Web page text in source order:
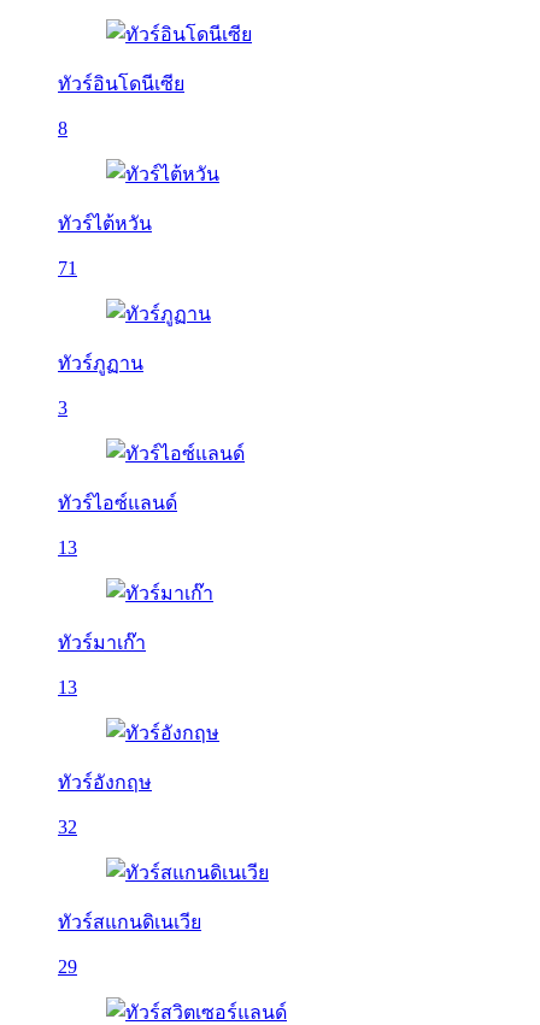
ทัวร์อินโดนีเซีย
8
ทัวร์ไต้หวัน
71
ทัวร์ภูฏาน
3
ทัวร์ไอซ์แลนด์
13
ทัวร์มาเก๊า
13
ทัวร์อังกฤษ
32
ทัวร์สแกนดิเนเวีย
29